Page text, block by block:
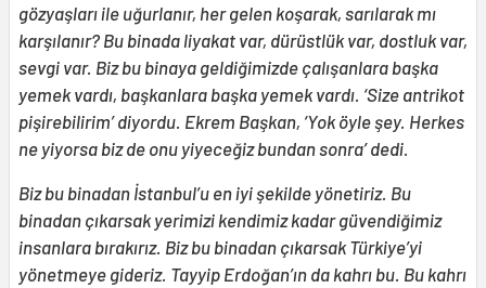
gözyaşları ile uğurlanır, her gelen koşarak, sarılarak mı
karşılanır? Bu binada liyakat var, dürüstlük var, dostluk var,
sevgi var. Biz bu binaya geldiğimizde çalışanlara başka
yemek vardı, başkanlara başka yemek vardı. ‘Size antrikot
pişirebilirim’ diyordu. Ekrem Başkan, ‘Yok öyle şey. Herkes
ne yiyorsa biz de onu yiyeceğiz bundan sonra’ dedi.
Biz bu binadan İstanbul’u en iyi şekilde yönetiriz. Bu
binadan çıkarsak yerimizi kendimiz kadar güvendiğimiz
insanlara bırakırız. Biz bu binadan çıkarsak Türkiye’yi
yönetmeye gideriz. Tayyip Erdoğan’ın da kahrı bu. Bu kahrı